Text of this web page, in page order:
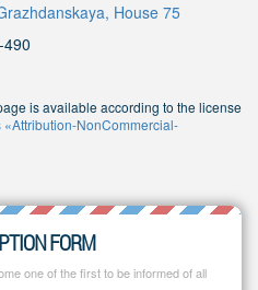
House 75
is available according to the license
NonCommercial-
FORM
one of the first to be informed of all